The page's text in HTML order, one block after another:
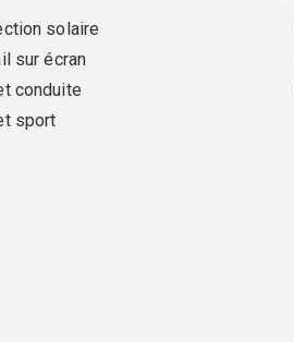
solaire
sur écran
conduite
sport